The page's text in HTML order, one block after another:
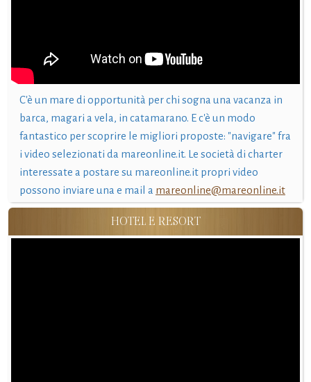
C'è un mare di opportunità per chi sogna una vacanza in
barca, magari a vela, in catamarano. E c'è un modo
fantastico per scoprire le migliori proposte: "navigare" fra
i video selezionati da mareonline.it. Le società di charter
interessate a postare su mareonline.it propri video
possono inviare una e mail a mareonline@mareonline.it
HOTEL E RESORT